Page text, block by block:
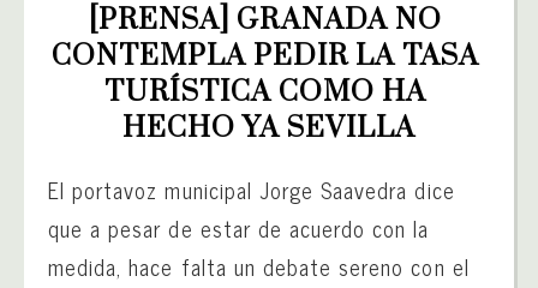
[PRENSA] GRANADA NO
CONTEMPLA PEDIR LA TASA
TURÍSTICA COMO HA
HECHO YA SEVILLA
El portavoz municipal Jorge Saavedra dice
que a pesar de estar de acuerdo con la
medida, hace falta un debate sereno con el